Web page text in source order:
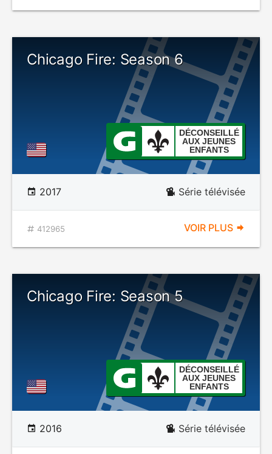
Chicago Fire: Season 6
DÉCONSEILLÉ
AUX JEUNES
ENFANTS
2017 Série télévisée
412965 VOIR PLUS
Chicago Fire: Season 5
DÉCONSEILLÉ
AUX JEUNES
ENFANTS
2016 Série télévisée